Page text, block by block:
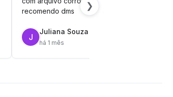
recomendo dms
J
Juliana Souza
há 1 mês
❯